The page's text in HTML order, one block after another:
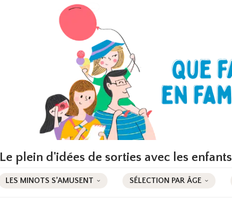
Le plein d'idées de sorties avec les enfants
LES MINOTS S’AMUSENT SÉLECTION PAR ÂGE